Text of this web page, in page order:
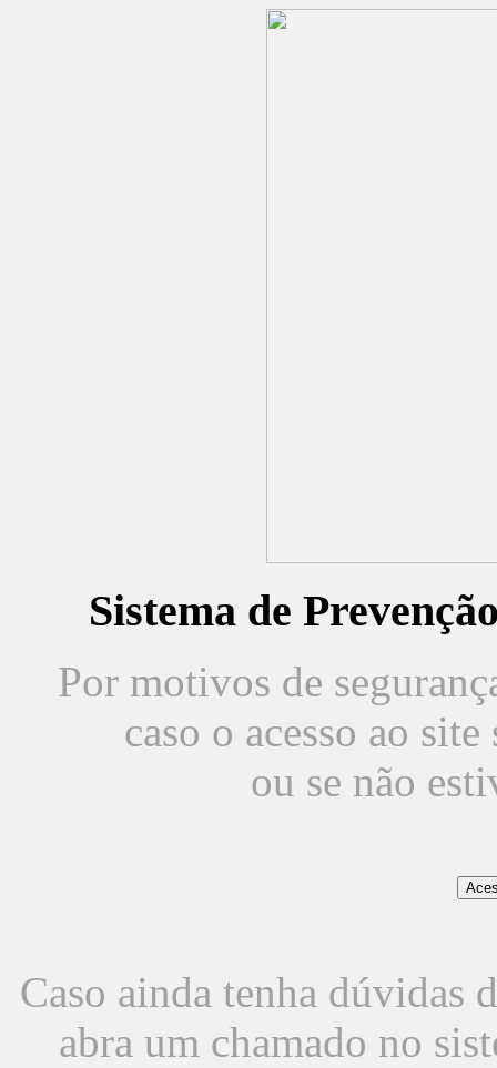
Sistema de
Por motivos de
caso o acesso ao
ou se não
Caso ainda tenha dúvidas
abra um chamado no